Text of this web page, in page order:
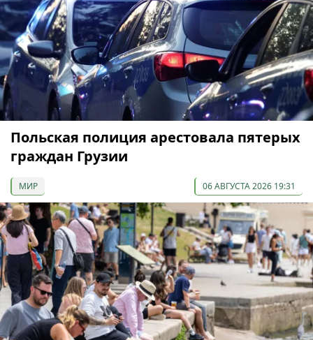
Польская полиция арестовала пятерых
граждан Грузии
МИР 06 АВГУСТА 2026 19:31